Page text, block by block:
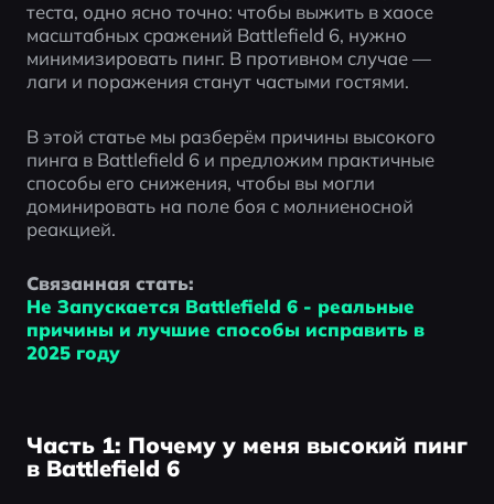
теста, одно ясно точно: чтобы выжить в хаосе
масштабных сражений Battlefield 6, нужно
минимизировать пинг. В противном случае —
лаги и поражения станут частыми гостями.
В этой статье мы разберём причины высокого
пинга в Battlefield 6 и предложим практичные
способы его снижения, чтобы вы могли
доминировать на поле боя с молниеносной
реакцией.
Связанная стать:
Не Запускается Battlefield 6 - реальные
причины и лучшие способы исправить в
2025 году
Часть 1: Почему у меня высокий пинг
в Battlefield 6